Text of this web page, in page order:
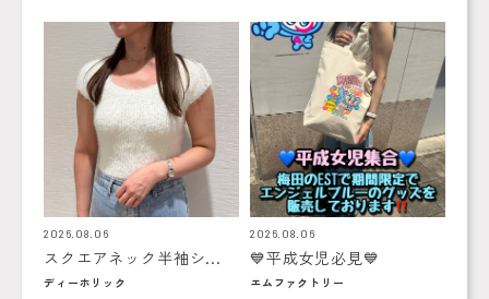
2026.08.06
スクエアネック半袖シ...
ディーホリック
2026.08.06
💙平成女児必見💙
エムファクトリー